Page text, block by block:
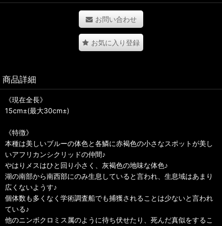
お問い合わせ
お気に入り登録
商品詳細
《現在全長》
15cm±(最大30cm±)
《特徴》
本種は美しいブルーの体色と各鱗に赤褐色の小さなスポットが美し
いアフリカンシクリッドの仲間♪
やはりメスはひと回り小さく、灰褐色の地味な体色♪
湖の南部から南西部にのみ生息していると言われ、生息域はあまり
広くないようす♪
個体数も多くなく学術調査船でも捕獲されることは少ないと言われ
ている♪
他のニンボクロミス属のように待ち伏せたり、死んだ真似をするこ